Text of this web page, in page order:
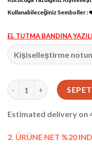
Kullanabileceğiniz Semboller :
EL TUTMA BANDINA
El Çantası Hakiki Deri
Estimated delivery on
2. ÜRÜNE NET %20